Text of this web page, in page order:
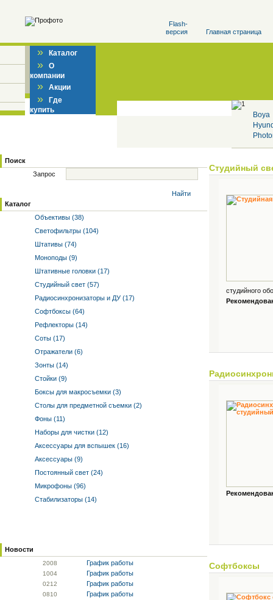
Flash-
версия
Главная страница
» Каталог
» О
компании
» Акции
» Где
купить
Boya
Поиск
Запрос
Найти
Каталог
Объективы (38)
Светофильтры (104)
Штативы (74)
Моноподы (9)
Штативные головки (17)
Студийный свет (57)
Радиосинхронизаторы и ДУ (17)
Софтбоксы (64)
Рефлекторы (14)
Соты (17)
Отражатели (6)
Зонты (14)
Стойки (9)
Боксы для макросъемки (3)
Столы для предметной съемки (2)
Фоны (11)
Наборы для чистки (12)
Аксессуары для вспышек (16)
Аксессуары (9)
Постоянный свет (24)
Микрофоны (96)
Стабилизаторы (14)
Новости
2008 График работы
1004 График работы
0212 График работы
0810 График работы
Студийный
студийного
Софтбоксы